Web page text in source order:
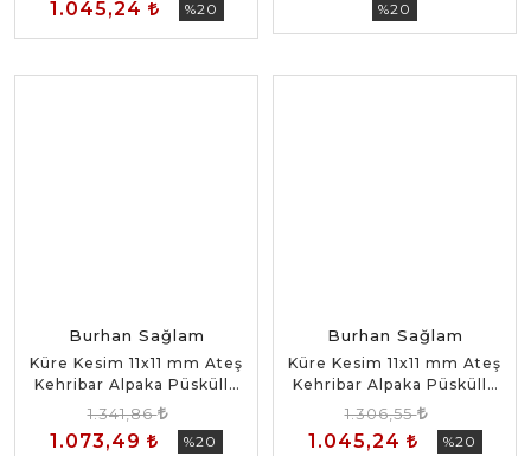
1.045,24 %20 %20
Burhan Sağlam
Küre Kesim 11x11 mm Ateş
Kehribar Alpaka Püsküllü
Tesbih
1.341,86
1.073,49 %20
Burhan Sağlam
Küre Kesim 11x11 mm Ateş
Kehribar Alpaka Püsküllü
Tesbih
1.306,55
1.045,24 %20